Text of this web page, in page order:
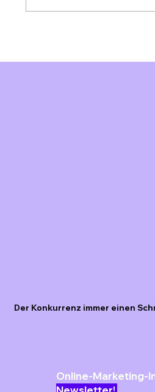
Der Konkurrenz immer einen
Online-Marketing-